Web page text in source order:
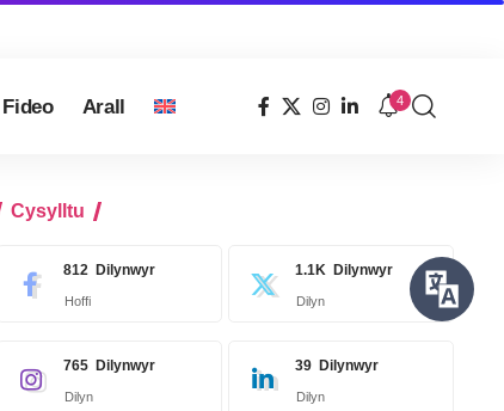
Fideo Arall 4
Cysylltu
812 Dilynwyr
Hoffi
1.1K Dilynwyr
Dilyn
765 Dilynwyr
Dilyn
39 Dilynwyr
Dilyn